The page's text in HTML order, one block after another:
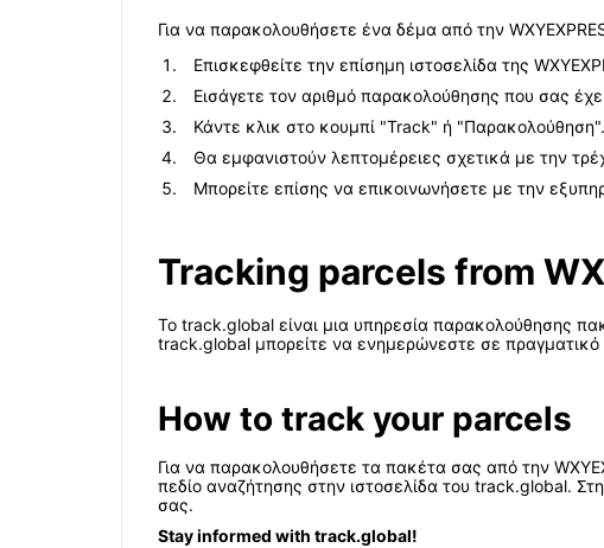
Για να παρακολουθήσετε ένα δέμα από την
Επισκεφθείτε την επίσημη ιστοσελίδα της
Εισάγετε τον αριθμό παρακολούθησης που σας
Κάντε κλικ στο κουμπί "Track" ή "Παρακολούθηση".
Θα εμφανιστούν λεπτομέρειες σχετικά με την
Μπορείτε επίσης να επικοινωνήσετε με την
Tracking parcels from
Το track.global είναι μια υπηρεσία παρακολούθησης
track.global μπορείτε να ενημερώνεστε σε
How to track your parcels
Για να παρακολουθήσετε τα πακέτα σας από την
πεδίο αναζήτησης στην ιστοσελίδα του track.global.
σας.
Stay informed with track.global!